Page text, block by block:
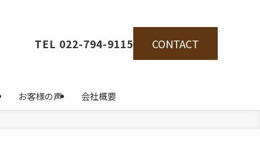
お客様の声 会社概要
TEL 022-794-9115 CONTACT